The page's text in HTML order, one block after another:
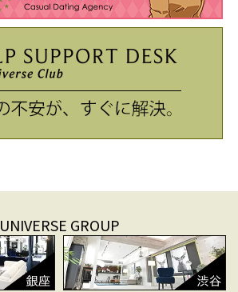
UNIVERSE GROUP